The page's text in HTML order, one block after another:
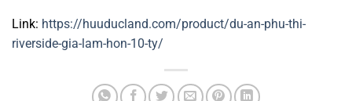
Link: https://huuducland.com/product/du-an-phu-thi-
riverside-gia-lam-hon-10-ty/